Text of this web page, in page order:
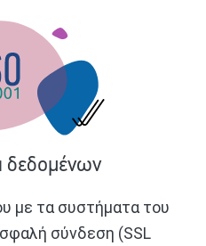
δεδομένων
με τα συστήματα του
σύνδεση (SSL